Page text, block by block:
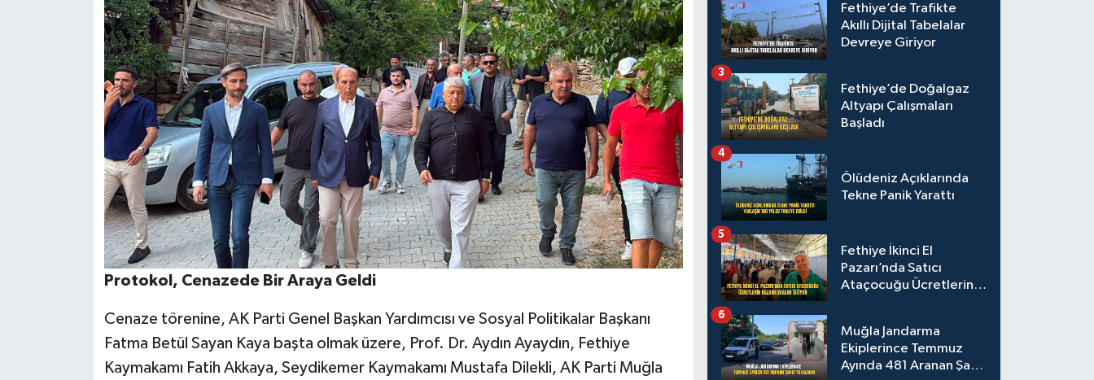
Protokol, Cenazede Bir Araya Geldi
Cenaze törenine, AK Parti Genel Başkan Yardımcısı ve Sosyal Politikalar Başkanı
Fatma Betül Sayan Kaya başta olmak üzere, Prof. Dr. Aydın Ayaydın, Fethiye
Kaymakamı Fatih Akkaya, Seydikemer Kaymakamı Mustafa Dilekli, AK Parti Muğla
Fethiye’de Trafikte
Akıllı Dijital Tabelalar
Devreye Giriyor
Fethiye’de Doğalgaz
Altyapı Çalışmaları
Başladı
3
Ölüdeniz Açıklarında
Tekne Panik Yarattı
4
Fethiye İkinci El
Pazarı’nda Satıcı
Ataçocuğu Ücretlerin
5
Muğla Jandarma
Ekiplerince Temmuz
Ayında 481 Aranan Şahıs
6